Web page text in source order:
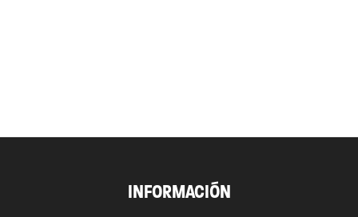
INFORMACIÓN